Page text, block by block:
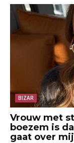
BIZAR
Vrouw met
boezem is
gaat over